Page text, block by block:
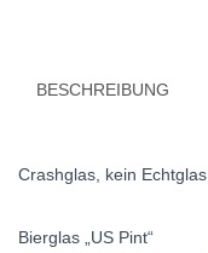
BESCHREIBUNG
Crashglas, kein Echtglas
Bierglas „US Pint“